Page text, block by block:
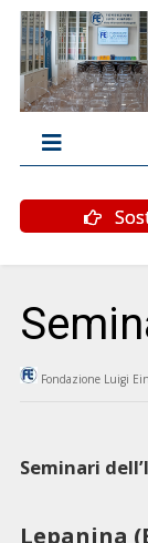
Fondazione Luigi
Seminari
Lepanina